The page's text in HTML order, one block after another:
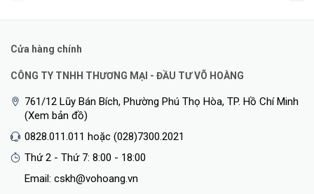
Cửa hàng chính
CÔNG TY TNHH THƯƠNG MẠI - ĐẦU TƯ VÕ HOÀNG
761/12 Lũy Bán Bích, Phường Phú Thọ Hòa, TP. Hồ Chí Minh
(Xem bản đồ)
0828.011.011 hoặc (028)7300.2021
Thứ 2 - Thứ 7: 8:00 - 18:00
Email: cskh@vohoang.vn